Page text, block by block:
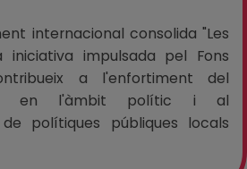
internacional consolida "Les
iniciativa impulsada pel Fons
a l'enfortiment del
en l'àmbit polític i al
polítiques públiques locals